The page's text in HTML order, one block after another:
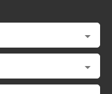
Trouver un